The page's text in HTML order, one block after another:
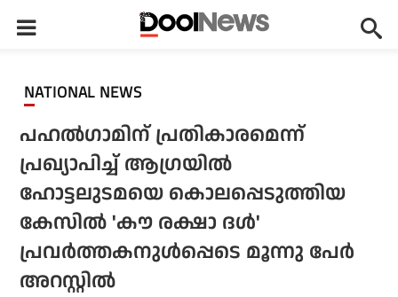
NATIONAL NEWS
പഹല്‍ഗാമിന് പ്രതികാരമെന്ന്
പ്രഖ്യാപിച്ച് ആഗ്രയില്‍
ഹോട്ടലുടമയെ കൊലപ്പെടുത്തിയ
കേസില്‍ 'കൗ രക്ഷാ ദള്‍'
പ്രവര്‍ത്തകനുള്‍പ്പെടെ മൂന്നു പേര്‍
അറസ്റ്റില്‍